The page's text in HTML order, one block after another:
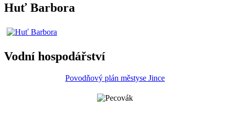
Huť Barbora
Vodní hospodářství
Povodňový plán městyse Jince